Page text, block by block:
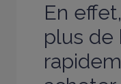
En
plus de